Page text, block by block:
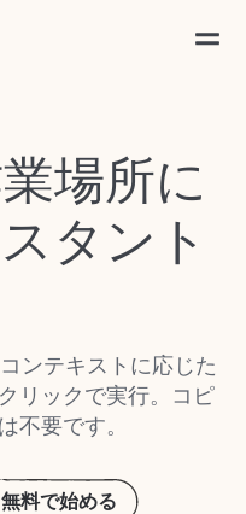
場所に
タント
ンテキストに応じた
リックで実行。コピ
不要です。
無料で始める